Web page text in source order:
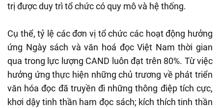
trị được duy trì tổ chức có quy mô và hệ thống.
Cụ thể, tỷ lệ các đơn vị tổ chức các hoạt động hưởng
ứng Ngày sách và văn hoá đọc Việt Nam thời gian
qua trong lực lượng CAND luôn đạt trên 80%. Từ việc
hưởng ứng thực hiện những chủ trương về phát triển
văn hóa đọc đã truyền đi những thông điệp tích cực,
khơi dậy tinh thần ham đọc sách; kích thích tinh thần